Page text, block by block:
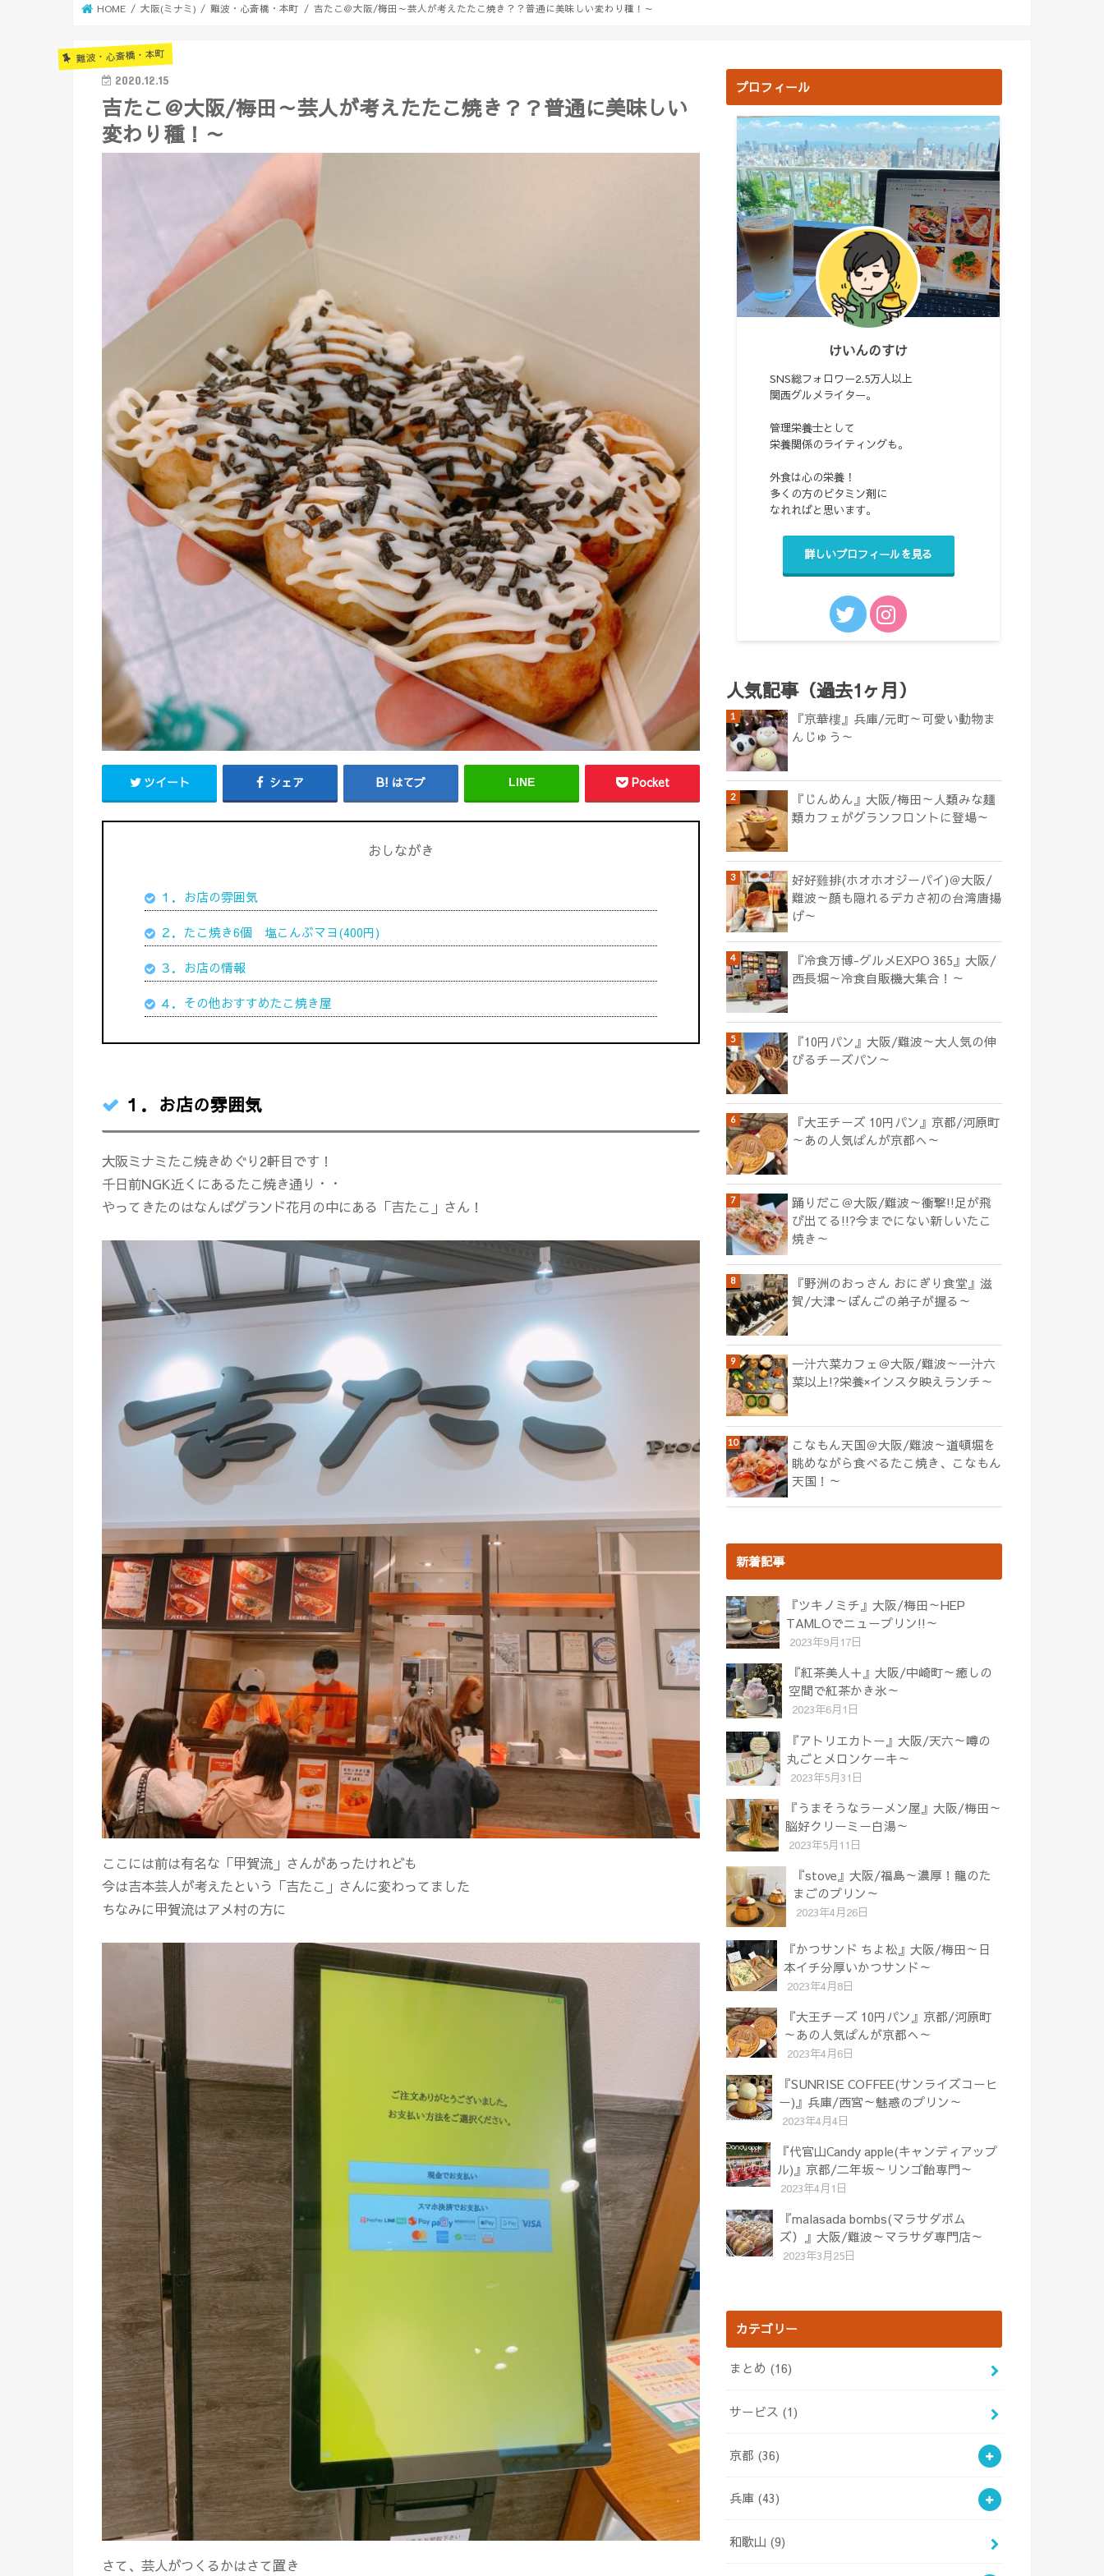
HOME 大阪(ミナミ) 難波・心斎橋・本町 吉たこ＠大阪/梅田～芸人が考えたたこ焼き？？普通に美味しい変わり種！～
難波・心斎橋・本町
2020.12.15
吉たこ＠大阪/梅田～芸人が考えたたこ焼き？？普通に美味しい
変わり種！～
ツイート シェア はてブ LINE Pocket
おしながき
１．お店の雰囲気
２．たこ焼き6個 塩こんぶマヨ(400円)
３．お店の情報
４．その他おすすめたこ焼き屋
１．お店の雰囲気
大阪ミナミたこ焼きめぐり2軒目です！
千日前NGK近くにあるたこ焼き通り・・
やってきたのはなんばグランド花月の中にある「吉たこ」さん！
ここには前は有名な「甲賀流」さんがあったけれども
今は吉本芸人が考えたという「吉たこ」さんに変わってました
ちなみに甲賀流はアメ村の方に
さて、芸人がつくるかはさて置き
プロフィール
けいんのすけ
SNS総フォロワー2.5万人以上
関西グルメライター。
管理栄養士として
栄養関係のライティングも。
外食は心の栄養！
多くの方のビタミン剤に
なれればと思います。
詳しいプロフィールを見る
人気記事（過去1ヶ月）
『京華樓』兵庫/元町～可愛い動物ま
んじゅう～
『じんめん』大阪/梅田～人類みな麺
類カフェがグランフロントに登場～
好好雞排(ホオホオジーパイ)＠大阪/
難波～顔も隠れるデカさ初の台湾唐揚
げ～
『冷食万博-グルメEXPO 365』大阪/
西長堀～冷食自販機大集合！～
『10円パン』大阪/難波～大人気の伸
びるチーズパン～
『大王チーズ 10円パン』京都/河原町
～あの人気ぱんが京都へ～
踊りだこ＠大阪/難波～衝撃!!足が飛
び出てる!!?今までにない新しいたこ
焼き～
『野洲のおっさん おにぎり食堂』滋
賀/大津～ぼんごの弟子が握る～
一汁六菜カフェ＠大阪/難波～一汁六
菜以上!?栄養×インスタ映えランチ～
こなもん天国＠大阪/難波～道頓堀を
眺めながら食べるたこ焼き、こなもん
天国！～
新着記事
『ツキノミチ』大阪/梅田～HEP
TAMLOでニュープリン!!～
2023年9月17日
『紅茶美人＋』大阪/中崎町～癒しの
空間で紅茶かき氷～
2023年6月1日
『アトリエカトー』大阪/天六～噂の
丸ごとメロンケーキ～
2023年5月31日
『うまそうなラーメン屋』大阪/梅田～
脳好クリーミー白湯～
2023年5月11日
『stove』大阪/福島～濃厚！龍のた
まごのプリン～
2023年4月26日
『かつサンド ちよ松』大阪/梅田～日
本イチ分厚いかつサンド～
2023年4月8日
『大王チーズ 10円パン』京都/河原町
～あの人気ぱんが京都へ～
2023年4月6日
『SUNRISE COFFEE(サンライズコーヒ
ー)』兵庫/西宮～魅惑のプリン～
2023年4月4日
『代官山Candy apple(キャンディアップ
ル)』京都/二年坂～リンゴ飴専門～
2023年4月1日
『malasada bombs(マラサダボム
ズ）』大阪/難波～マラサダ専門店～
2023年3月25日
カテゴリー
まとめ (16)
サービス (1)
京都 (36)
兵庫 (43)
和歌山 (9)